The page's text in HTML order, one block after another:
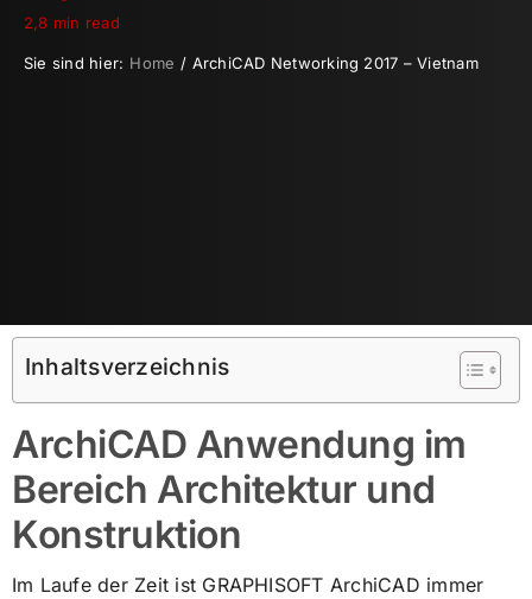
2,8 min read
Sie sind hier: Home ArchiCAD Networking 2017 – Vietnam
Inhaltsverzeichnis
ArchiCAD Anwendung im
Bereich Architektur und
Konstruktion
Im Laufe der Zeit ist GRAPHISOFT ArchiCAD immer